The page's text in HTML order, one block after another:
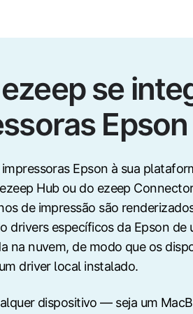
se
Epson
Epson à sua
Hub ou do ezeep
de impressão são
drivers específicos da Epson de
na nuvem, de modo que os
driver local instalado.
dispositivo — seja um